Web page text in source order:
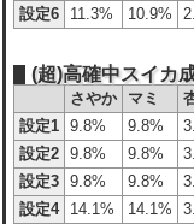
設定6
11.3% 10.9%
(超)高確中スイカ
さやか マミ
設定1
9.8% 9.8%
設定2
9.8% 9.8%
設定3
9.8% 9.8%
設定4
14.1% 14.1%